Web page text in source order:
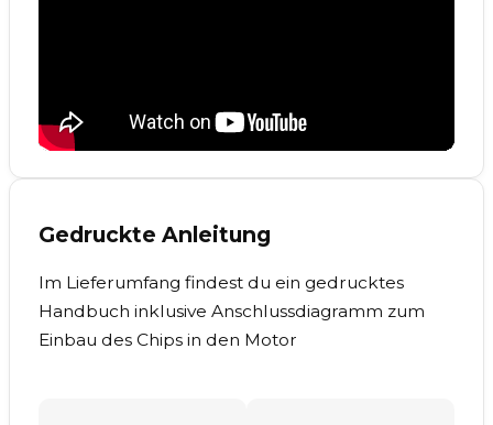
Gedruckte Anleitung
Im Lieferumfang findest du ein gedrucktes
Handbuch inklusive Anschlussdiagramm zum
Einbau des Chips in den Motor